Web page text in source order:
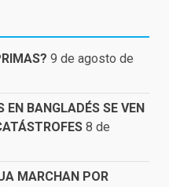
9 de agosto de
EN BANGLADÉS SE VEN
8 de
MARCHAN POR